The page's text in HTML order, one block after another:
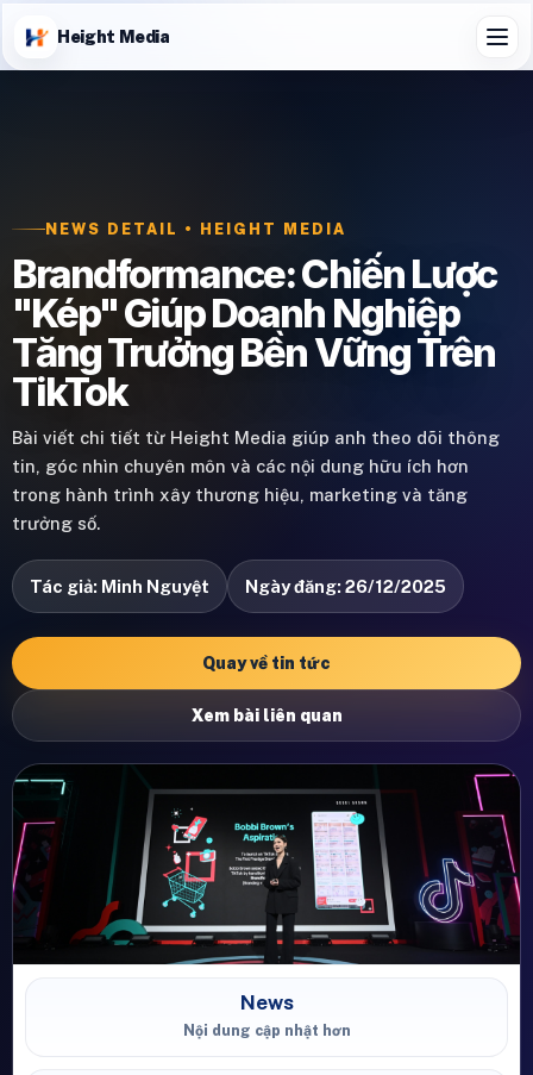
Height Media
NEWS DETAIL • HEIGHT MEDIA
Brandformance: Chiến Lược
"Kép" Giúp Doanh Nghiệp
Tăng Trưởng Bền Vững Trên
TikTok
Bài viết chi tiết từ Height Media giúp anh theo dõi thông
tin, góc nhìn chuyên môn và các nội dung hữu ích hơn
trong hành trình xây thương hiệu, marketing và tăng
trưởng số.
Tác giả: Minh Nguyệt Ngày đăng: 26/12/2025
Quay về tin tức
Xem bài liên quan
News
Nội dung cập nhật hơn